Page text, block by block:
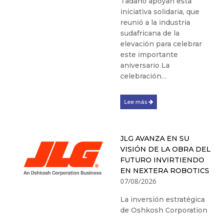
iniciativa solidaria, que
reunió a la industria
sudafricana de la
elevación para celebrar
este importante
aniversario La
celebración…
Lee más
JLG AVANZA EN SU
VISIÓN DE LA OBRA DEL
FUTURO INVIRTIENDO
EN NEXTERA ROBOTICS
07/08/2026
La inversión estratégica
de Oshkosh Corporation